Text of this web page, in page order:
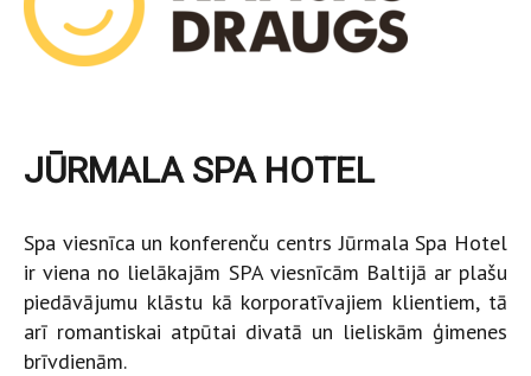
JŪRMALA SPA HOTEL
Spa viesnīca un konferenču centrs Jūrmala Spa Hotel
ir viena no lielākajām SPA viesnīcām Baltijā ar plašu
piedāvājumu klāstu kā korporatīvajiem klientiem, tā
arī romantiskai atpūtai divatā un lieliskām ģimenes
brīvdienām.